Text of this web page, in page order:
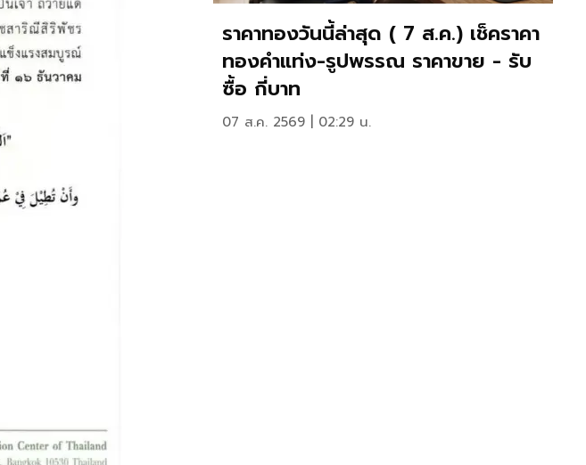
ราคาทองวันนี้ล่าสุด ( 7 ส.ค.) เช็คราคา
ทองคำแท่ง-รูปพรรณ ราคาขาย - รับ
ซื้อ กี่บาท
07 ส.ค. 2569 | 02:29 น.